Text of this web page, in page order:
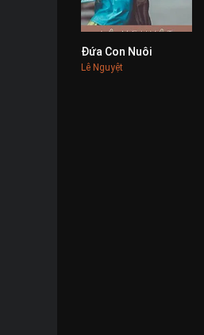
Đứa Con Nuôi
Lê Nguyệt